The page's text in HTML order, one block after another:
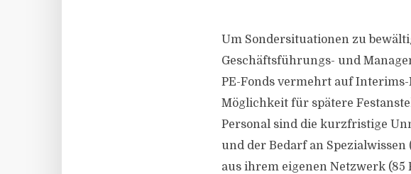
Um Sondersituationen zu
Geschäftsführungs- und
PE-Fonds vermehrt auf
Möglichkeit für spätere
Personal sind die kurzfristige
und der Bedarf an
aus ihrem eigenen Netzwerk